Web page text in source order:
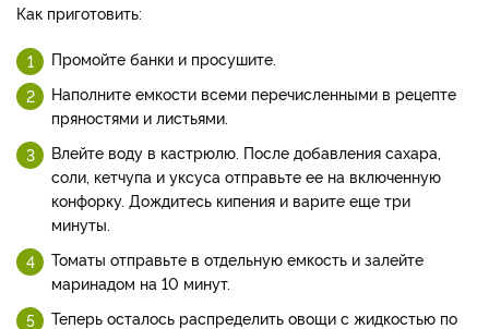
Как приготовить:
Промойте банки и просушите.
Наполните емкости всеми перечисленными в рецепте
пряностями и листьями.
Влейте воду в кастрюлю. После добавления сахара,
соли, кетчупа и уксуса отправьте ее на включенную
конфорку. Дождитесь кипения и варите еще три
минуты.
Томаты отправьте в отдельную емкость и залейте
маринадом на 10 минут.
Теперь осталось распределить овощи с жидкостью по